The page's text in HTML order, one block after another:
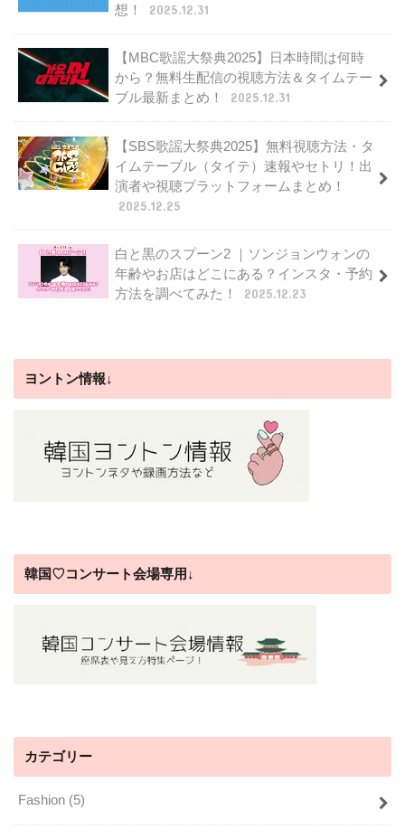
想！
2025.12.31
【MBC歌謡大祭典2025】日本時間は何時
から？無料生配信の視聴方法＆タイムテー
ブル最新まとめ！
2025.12.31
【SBS歌謡大祭典2025】無料視聴方法・タ
イムテーブル（タイテ）速報やセトリ！出
演者や視聴プラットフォームまとめ！
2025.12.25
白と黒のスプーン2 ｜ソンジョンウォンの
年齢やお店はどこにある？インスタ・予約
方法を調べてみた！
2025.12.23
ヨントン情報↓
韓国♡コンサート会場専用↓
カテゴリー
Fashion (5)